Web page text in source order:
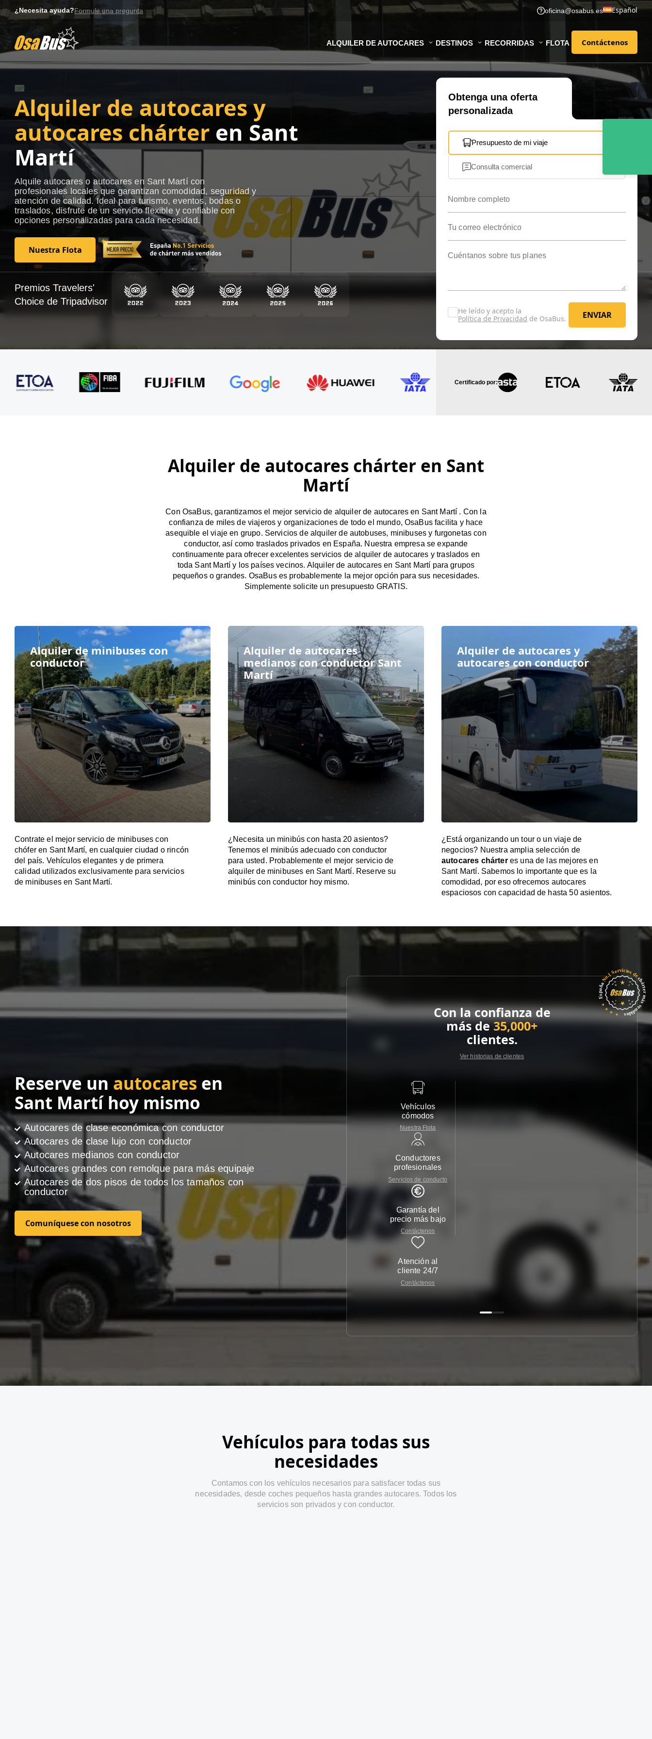
to
¿Necesita ayuda?Formule una pregunta oficina@osabus.es Español
ALQUILER DE AUTOCARES DESTINOS RECORRIDAS FLOTA
Contáctenos
Alquiler de autocares y
autocares chárter en Sant
Martí
Alquile autocares o autocares en Sant Martí con
profesionales locales que garantizan comodidad, seguridad y
atención de calidad. Ideal para turismo, eventos, bodas o
traslados, disfrute de un servicio flexible y confiable con
opciones personalizadas para cada necesidad.
Nuestra Flota
Obtenga una oferta
personalizada
Presupuesto de mi viaje
Consulta comercial
He leído y acepto la
Política de Privacidad de OsaBus.
ENVIAR
Premios Travelers'
Choice de Tripadvisor
Certificado por:
Alquiler de autocares chárter en Sant
Martí
Con OsaBus, garantizamos el mejor servicio de alquiler de autocares en Sant Martí . Con la
confianza de miles de viajeros y organizaciones de todo el mundo, OsaBus facilita y hace
asequible el viaje en grupo. Servicios de alquiler de autobuses, minibuses y furgonetas con
conductor, así como traslados privados en España. Nuestra empresa se expande
continuamente para ofrecer excelentes servicios de alquiler de autocares y traslados en
toda Sant Martí y los países vecinos. Alquiler de autocares en Sant Martí para grupos
pequeños o grandes. OsaBus es probablemente la mejor opción para sus necesidades.
Simplemente solicite un presupuesto GRATIS.
Alquiler de minibuses con
conductor
Contrate el mejor servicio de minibuses con
chófer en Sant Martí, en cualquier ciudad o rincón
del país. Vehículos elegantes y de primera
calidad utilizados exclusivamente para servicios
de minibuses en Sant Martí.
Alquiler de autocares
medianos con conductor Sant
Martí
¿Necesita un minibús con hasta 20 asientos?
Tenemos el minibús adecuado con conductor
para usted. Probablemente el mejor servicio de
alquiler de minibuses en Sant Martí. Reserve su
minibús con conductor hoy mismo.
Alquiler de autocares y
autocares con conductor
¿Está organizando un tour o un viaje de
negocios? Nuestra amplia selección de
autocares chárteres una de las mejores en
Sant Martí. Sabemos lo importante que es la
comodidad, por eso ofrecemos autocares
espaciosos con capacidad de hasta 50 asientos.
Reserve un autocares en
Sant Martí hoy mismo
Autocares de clase económica con conductor
Autocares de clase lujo con conductor
Autocares medianos con conductor
Autocares grandes con remolque para más equipaje
Autocares de dos pisos de todos los tamaños con
conductor
Comuníquese con nosotros
Con la confianza de
más de35,000+
clientes.
Ver historias de clientes
Vehículos
cómodos
Nuestra Flota
Conductores
profesionales
Servicios de conducto
Garantía del
precio más bajo
Contáctenos
Atención al
cliente 24/7
Contáctenos
Vehículos para todas sus
necesidades
Contamos con los vehículos necesarios para satisfacer todas sus
necesidades, desde coches pequeños hasta grandes autocares. Todos los
servicios son privados y con conductor.